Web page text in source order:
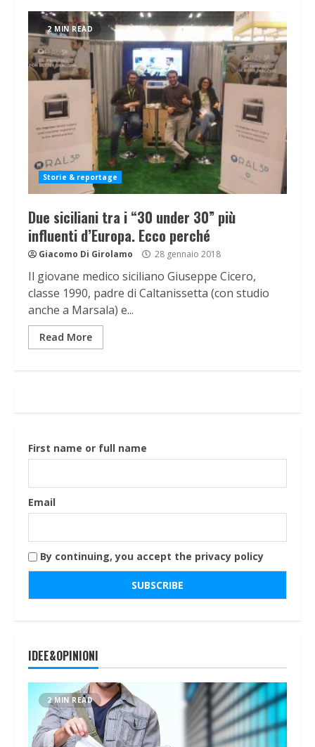
2 MIN READ
Storie & reportage
Due siciliani tra i “30 under 30” più
influenti d’Europa. Ecco perché
Giacomo Di Girolamo 28 gennaio 2018
Il giovane medico siciliano Giuseppe Cicero,
classe 1990, padre di Caltanissetta (con studio
anche a Marsala) e...
Read More
First name or full name
Email
By continuing, you accept the privacy policy
IDEE&OPINIONI
2 MIN READ